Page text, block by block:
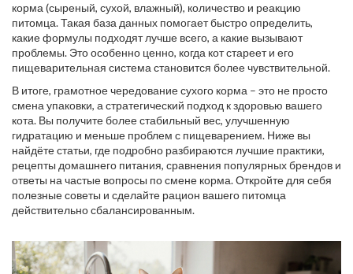
корма (сыреный, сухой, влажный), количество и реакцию
питомца. Такая база данных помогает быстро определить,
какие формулы подходят лучше всего, а какие вызывают
проблемы. Это особенно ценно, когда кот стареет и его
пищеварительная система становится более чувствительной.
В итоге, грамотное чередование сухого корма – это не просто
смена упаковки, а стратегический подход к здоровью вашего
кота. Вы получите более стабильный вес, улучшенную
гидратацию и меньше проблем с пищеварением. Ниже вы
найдёте статьи, где подробно разбираются лучшие практики,
рецепты домашнего питания, сравнения популярных брендов и
ответы на частые вопросы по смене корма. Откройте для себя
полезные советы и сделайте рацион вашего питомца
действительно сбалансированным.